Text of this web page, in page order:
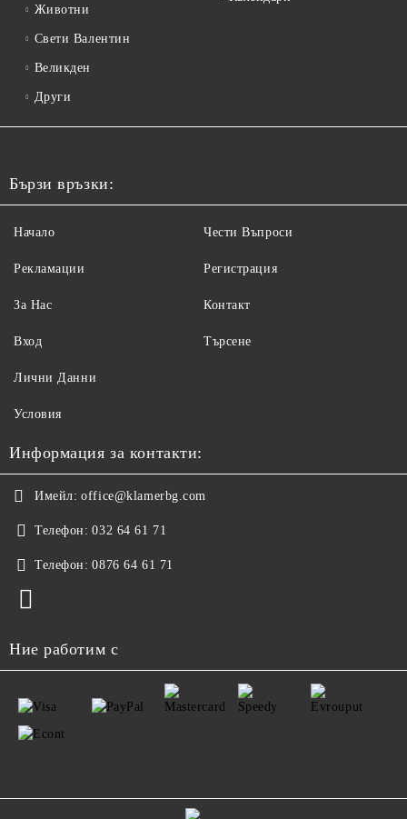
Животни
Свети Валентин
Великден
Други
Бързи връзки:
Начало
Рекламации
За Нас
Вход
Чести Въпроси
Регистрация
Контакт
Търсене
Лични Данни
Условия
Информация за контакти:
Имейл: office@klamerbg.com
Телефон: 032 64 61 71
Телефон: 0876 64 61 71
Ние работим с